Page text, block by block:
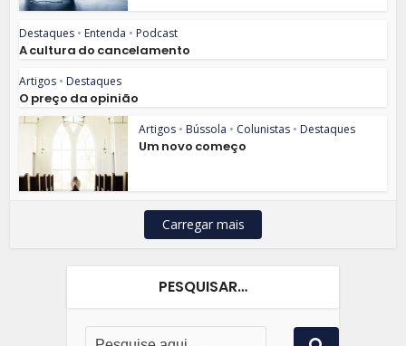
Destaques • Entenda • Podcast
A cultura do cancelamento
Artigos • Destaques
O preço da opinião
Artigos • Bússola • Colunistas • Destaques
Um novo começo
Carregar mais
PESQUISAR…